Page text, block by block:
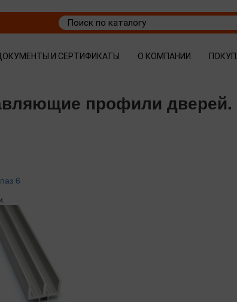
И СЕРТИФИКАТЫ О КОМПАНИИ
профили дверей.
6